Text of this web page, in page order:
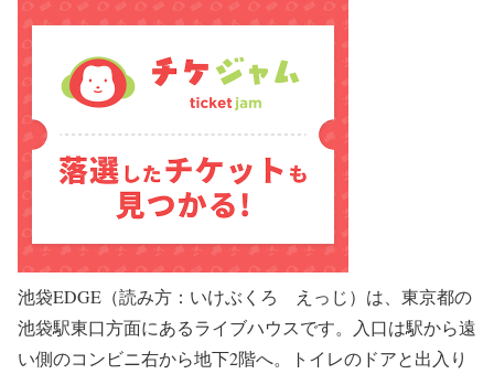
池袋EDGE（読み方：いけぶくろ えっじ）は、東京都の
池袋駅東口方面にあるライブハウスです。入口は駅から遠
い側のコンビニ右から地下2階へ。トイレのドアと出入り